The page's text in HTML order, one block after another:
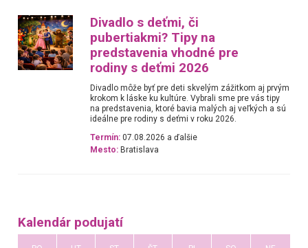
Divadlo s deťmi, či
pubertiakmi? Tipy na
predstavenia vhodné pre
rodiny s deťmi 2026
Divadlo môže byť pre deti skvelým zážitkom aj prvým
krokom k láske ku kultúre. Vybrali sme pre vás tipy
na predstavenia, ktoré bavia malých aj veľkých a sú
ideálne pre rodiny s deťmi v roku 2026.
Termín: 07.08.2026 a ďalšie
Mesto: Bratislava
Kalendár podujatí